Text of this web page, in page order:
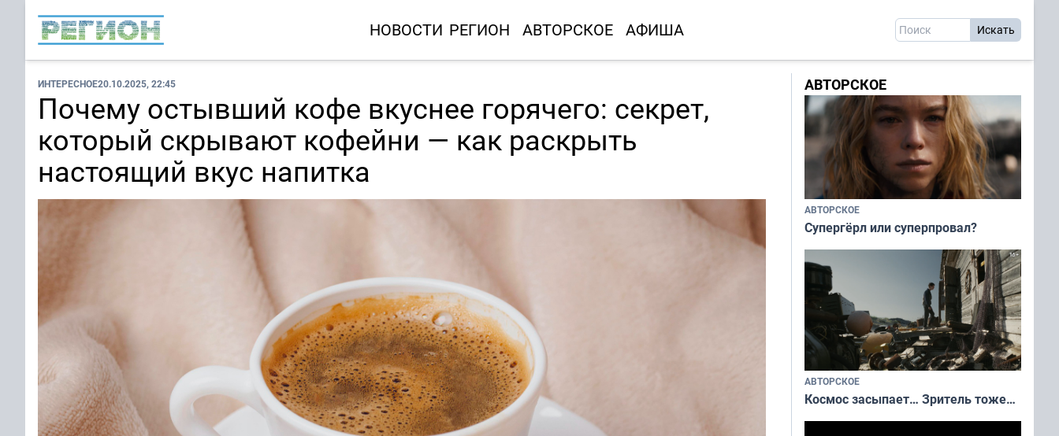
НОВОСТИ РЕГИОН АВТОРСКОЕ АФИША
ИНТЕРЕСНОЕ20.10.2025, 22:45
Почему остывший кофе вкуснее горячего: секрет,
который скрывают кофейни — как раскрыть
настоящий вкус напитка
АВТОРСКОЕ
АВТОРСКОЕ
Супергёрл или суперпровал?
АВТОРСКОЕ
Космос засыпает… Зритель тоже…